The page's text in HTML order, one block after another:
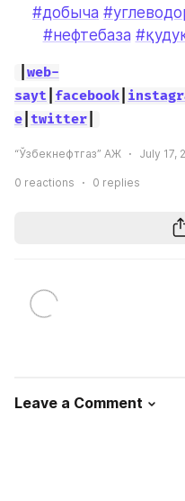
#добыча
#нефтебаза
web-
sayt facebook
e twitter
“Ўзбекнефтгаз” АЖ July 17,
0 reactions 0 replies
Leave a Comment